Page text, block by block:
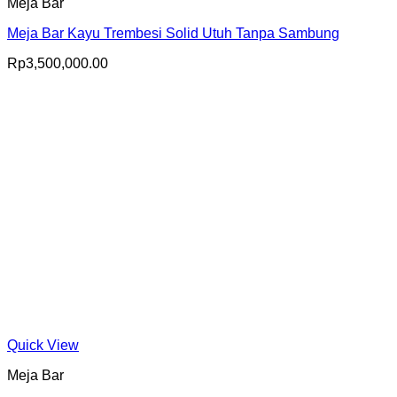
Meja Bar
Meja Bar Kayu Trembesi Solid Utuh Tanpa Sambung
Rp3,500,000.00
Quick View
Meja Bar